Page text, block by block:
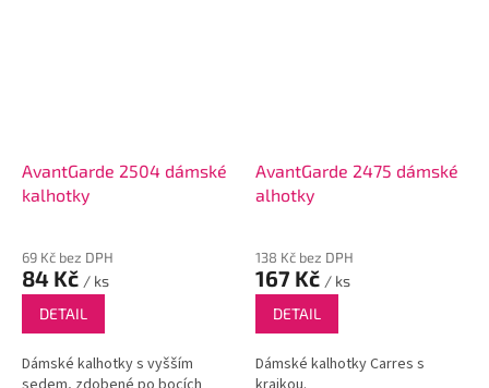
AvantGarde 2504 dámské
kalhotky
69 Kč bez DPH
84 Kč / ks
DETAIL
Dámské kalhotky s vyšším
AvantGarde 2475 dámské
alhotky
138 Kč bez DPH
167 Kč / ks
DETAIL
Dámské kalhotky Carres s